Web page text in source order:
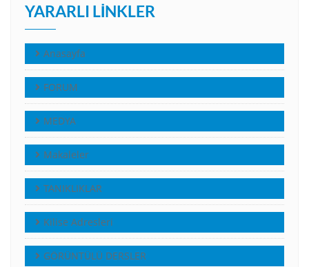
YARARLI LINKLER
Anasayfa
FORUM
MEDYA
Makaleler
TANIKLIKLAR
Kilise Adresleri
GÖRÜNTÜLÜ DERSLER